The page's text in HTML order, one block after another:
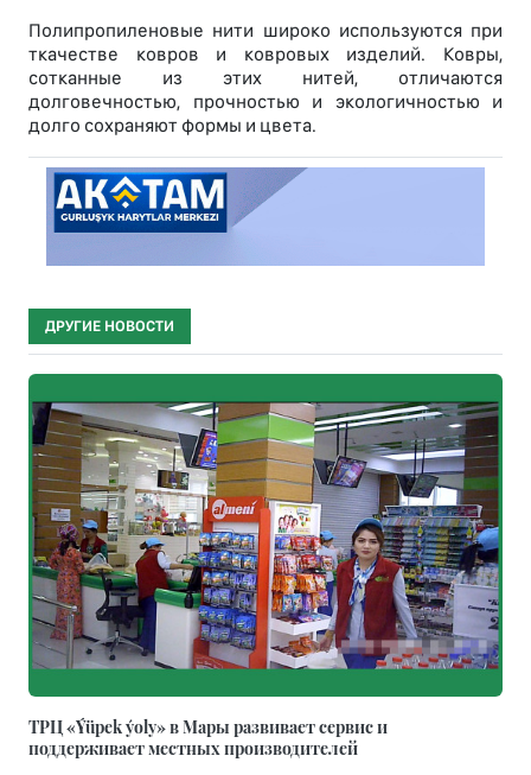
Полипропиленовые нити широко используются при
ткачестве ковров и ковровых изделий. Ковры,
сотканные из этих нитей, отличаются
долговечностью, прочностью и экологичностью и
долго сохраняют формы и цвета.
ДРУГИЕ НОВОСТИ
ТРЦ «Ýüpek ýoly» в Мары развивает сервис и
поддерживает местных производителей